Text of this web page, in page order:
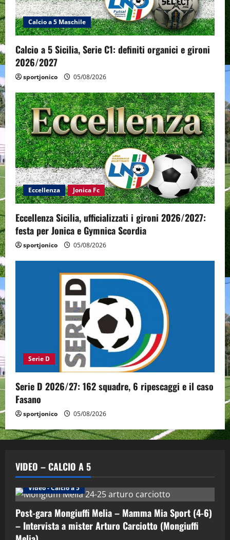
Calcio a 5 Maschile
Calcio a 5 Sicilia, Serie C1: definiti organici e gironi
2026/2027
sportjonico 05/08/2026
Eccellenza Jonica Fc
Eccellenza Sicilia, ufficializzati i gironi 2026/2027:
festa per Jonica e Gymnica Scordia
sportjonico 05/08/2026
Serie D
Serie D 2026/27: 162 squadre, 6 ripescaggi e il caso
Fasano
sportjonico 05/08/2026
VIDEO – CALCIO A 5
Altri Sport Calcio a 5 Maschile
Video - Calcio a 5
Post-gara Mongiuffi Melia – Mamma Mia Sport (4-6)
– Intervista a mister Arturo Carciotto (Mongiuffi